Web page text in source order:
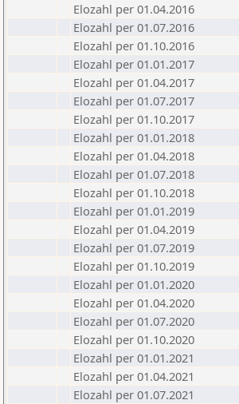
Elozahl per 01.04.2016
Elozahl per 01.07.2016
Elozahl per 01.10.2016
Elozahl per 01.01.2017
Elozahl per 01.04.2017
Elozahl per 01.07.2017
Elozahl per 01.10.2017
Elozahl per 01.01.2018
Elozahl per 01.04.2018
Elozahl per 01.07.2018
Elozahl per 01.10.2018
Elozahl per 01.01.2019
Elozahl per 01.04.2019
Elozahl per 01.07.2019
Elozahl per 01.10.2019
Elozahl per 01.01.2020
Elozahl per 01.04.2020
Elozahl per 01.07.2020
Elozahl per 01.10.2020
Elozahl per 01.01.2021
Elozahl per 01.04.2021
Elozahl per 01.07.2021